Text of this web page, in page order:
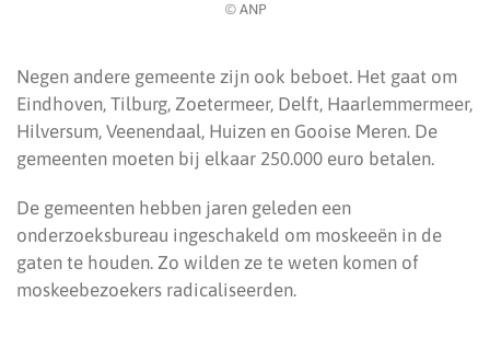
© ANP
Negen andere gemeente zijn ook beboet. Het gaat om
Eindhoven, Tilburg, Zoetermeer, Delft, Haarlemmermeer,
Hilversum, Veenendaal, Huizen en Gooise Meren. De
gemeenten moeten bij elkaar 250.000 euro betalen.
De gemeenten hebben jaren geleden een
onderzoeksbureau ingeschakeld om moskeeën in de
gaten te houden. Zo wilden ze te weten komen of
moskeebezoekers radicaliseerden.